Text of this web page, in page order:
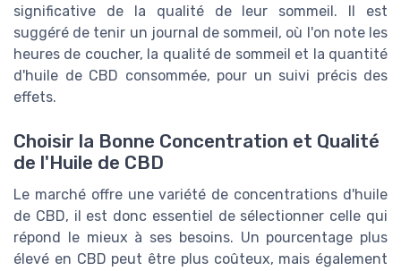
significative de la qualité de leur sommeil. Il est
suggéré de tenir un journal de sommeil, où l'on note les
heures de coucher, la qualité de sommeil et la quantité
d'huile de CBD consommée, pour un suivi précis des
effets.
Choisir la Bonne Concentration et Qualité
de l'Huile de CBD
Le marché offre une variété de concentrations d'huile
de CBD, il est donc essentiel de sélectionner celle qui
répond le mieux à ses besoins. Un pourcentage plus
élevé en CBD peut être plus coûteux, mais également